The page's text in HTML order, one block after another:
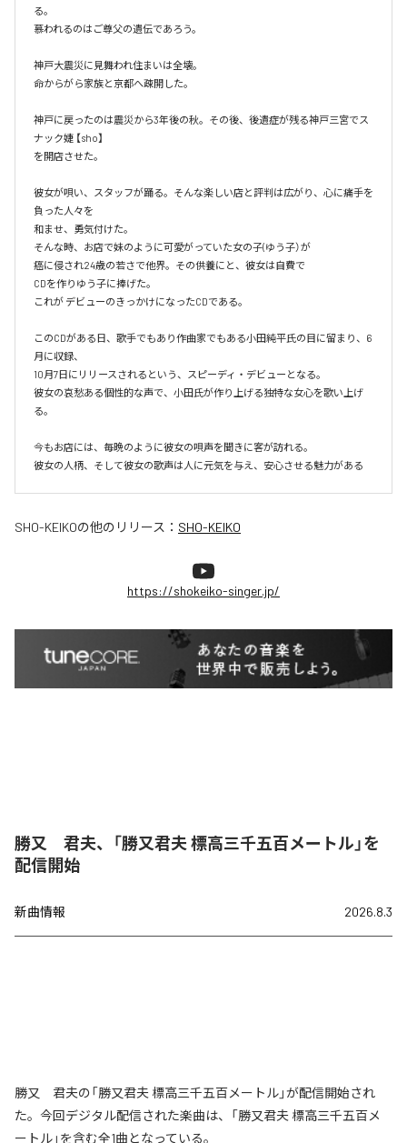
る。
慕われるのはご尊父の遺伝であろう。
神戸大震災に見舞われ住まいは全壊。
命からがら家族と京都へ疎開した。
神戸に戻ったのは震災から3年後の秋。その後、後遺症が残る神戸三宮でス
ナック婕 【sho】
を開店させた。
彼女が唄い、スタッフが踊る。そんな楽しい店と評判は広がり、心に痛手を
負った人々を
和ませ、勇気付けた。
そんな時、お店で妹のように可愛がっていた女の子(ゆう子）が
癌に侵され24歳の若さで他界。その供養にと、彼女は自費で
CDを作りゆう子に捧げた。
これが デビューのきっかけになったCDである。
このCDがある日、歌手でもあり作曲家でもある小田純平氏の目に留まり、6
月に収録、
10月7日にリリースされるという、スピーディ・デビューとなる。
彼女の哀愁ある個性的な声で、小田氏が作り上げる独特な女心を歌い上げ
る。
今もお店には、毎晩のように彼女の唄声を聞きに客が訪れる。
彼女の人柄、そして彼女の歌声は人に元気を与え、安心させる魅力がある
SHO-KEIKOの他のリリース： SHO-KEIKO
https://shokeiko-singer.jp/
勝又 君夫、「勝又君夫 標高三千五百メートル」を
配信開始
新曲情報 2026.8.3
勝又 君夫の「勝又君夫 標高三千五百メートル」が配信開始され
た。今回デジタル配信された楽曲は、「勝又君夫 標高三千五百メ
ートル」を含む全1曲となっている。